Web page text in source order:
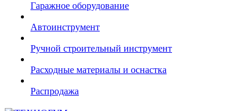
Гаражное оборудование
Автоинструмент
Ручной строительный инструмент
Расходные материалы и оснастка
Распродажа